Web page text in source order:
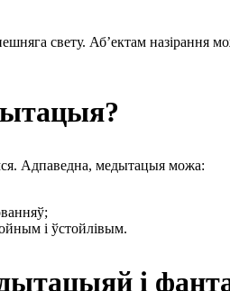
свету. Аб’ектам
Адпаведна, медытацыя можа:
і ўстойлівым.
ытацыяй і